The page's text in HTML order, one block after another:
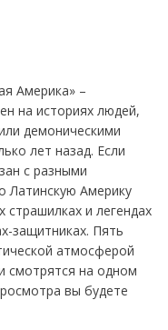
Америка» –
на историях людей,
демоническими
лет назад. Если
с разными
Латинскую Америку
страшилках и легендах
защитниках. Пять
атмосферой
смотрятся на одном
вы будете